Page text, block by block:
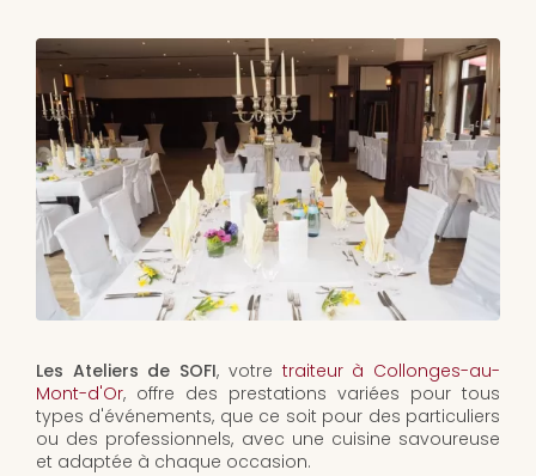
Les Ateliers de SOFI, votre traiteur à Collonges-au-
Mont-d'Or, offre des prestations variées pour tous
types d'événements, que ce soit pour des particuliers
ou des professionnels, avec une cuisine savoureuse
et adaptée à chaque occasion.